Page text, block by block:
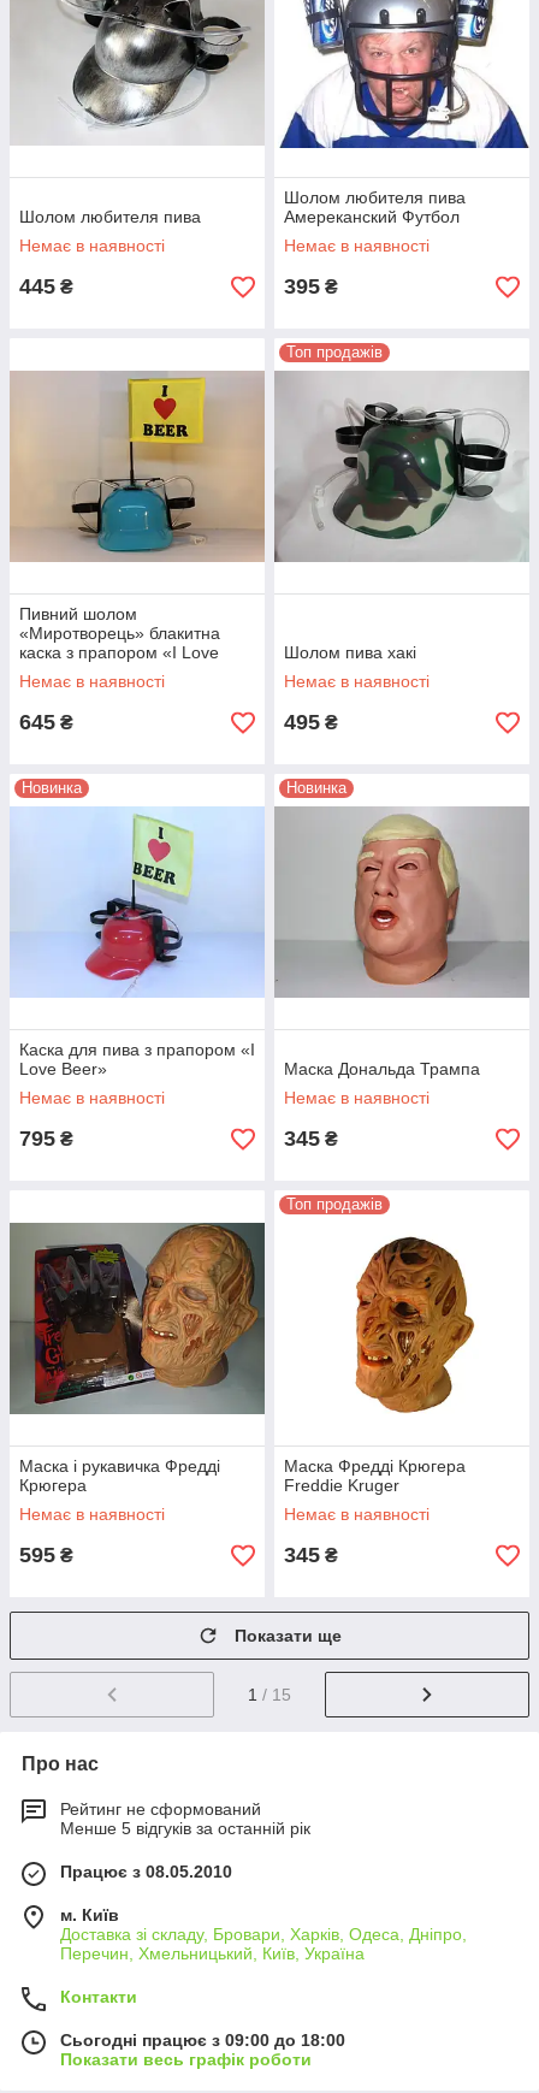
Шолом любителя пива
Немає в наявності
445 ₴
Шолом любителя пива
Амереканский Футбол
Немає в наявності
395 ₴
Пивний шолом
«Миротворець» блакитна
каска з прапором «I Love
Beer»
Немає в наявності
645 ₴
Топ продажів
Шолом пива хакі
Немає в наявності
495 ₴
Новинка
Каска для пива з прапором «I
Love Beer»
Немає в наявності
795 ₴
Новинка
Маска Дональда Трампа
Немає в наявності
345 ₴
Маска і рукавичка Фредді
Крюгера
Немає в наявності
595 ₴
Топ продажів
Маска Фредді Крюгера
Freddie Kruger
Немає в наявності
345 ₴
Показати ще
1 / 15
Про нас
Рейтинг не сформований
Менше 5 відгуків за останній рік
Працює з 08.05.2010
м. Київ
Доставка зі складу, Бровари, Харків, Одеса, Дніпро,
Перечин, Хмельницький, Київ, Україна
Контакти
Сьогодні працює з 09:00 до 18:00
Показати весь графік роботи